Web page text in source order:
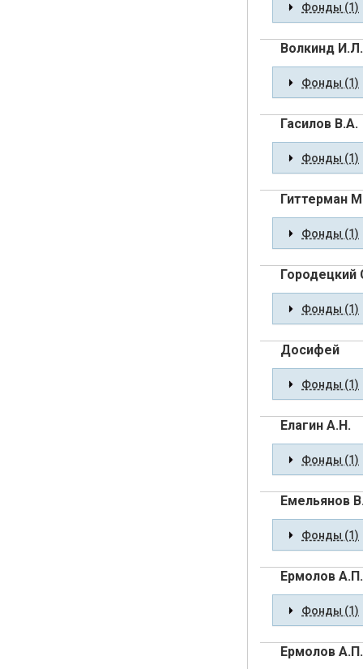
Фонды (1)
Волкинд И.Л.
Фонды (1)
Гасилов В.А.
Фонды (1)
Гиттерман
Фонды (1)
Городецкий
Фонды (1)
Досифей
Фонды (1)
Елагин А.Н.
Фонды (1)
Емельянов
Фонды (1)
Ермолов А.П.
Фонды (1)
Ермолов А.П.